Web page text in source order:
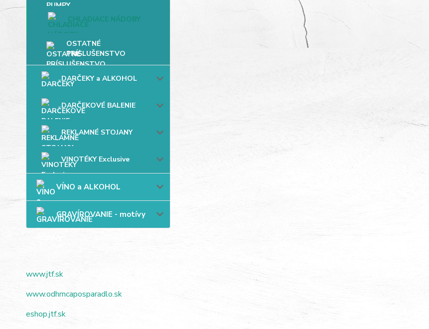
CHLADIACE NÁDOBY
OSTATNÉ
PRÍSLUŠENSTVO
DARČEKY a ALKOHOL
DARČEKOVÉ BALENIE
REKLAMNÉ STOJANY
VINOTÉKY Exclusive
VÍNO a ALKOHOL
GRAVÍROVANIE - motívy
www.jtf.sk
www.odhrncaposparadlo.sk
eshop.jtf.sk